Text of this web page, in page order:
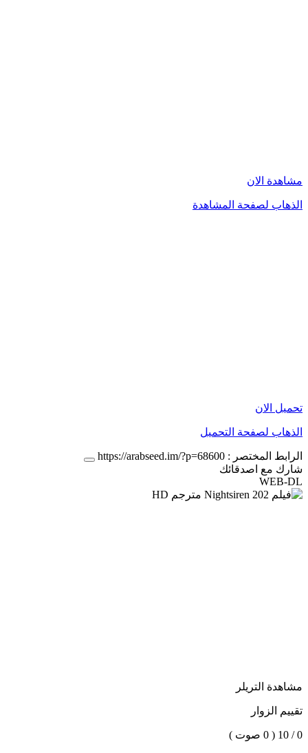
مشاهدة الان
الذهاب لصفحة المشاهدة
تحميل الان
الذهاب لصفحة التحميل
الرابط المختصر : https://arabseed.im/?p=68600
شارك مع اصدقائك
WEB-DL
مشاهدة التريلر
تقييم الزوار
0 / 10 ( 0 صوت )